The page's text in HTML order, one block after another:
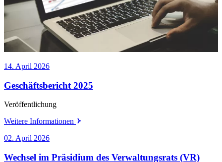
14. April 2026
Geschäftsbericht 2025
Veröffentlichung
Weitere Informationen
02. April 2026
Wechsel im Präsidium des Verwaltungsrats (VR)